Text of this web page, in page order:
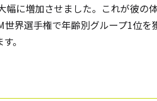
に増加させました。これが彼の
界選手権で年齢別グループ1位を
。